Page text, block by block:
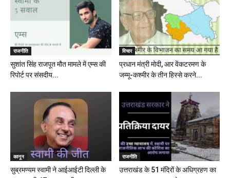
राजनीति
सुशांत सिंह राजपूत मौत मामले में एम्स की
रिपोर्ट पर संसदीय...
विचार
प्रधान मंत्री मोदी, आर वेंकटरमण के
जम्मू-कश्मीर के तीन हिस्से करने...
कानून
सुब्रमण्यम स्वामी ने आईआईटी दिल्ली के
राजनीति
उत्तराखंड के 51 मंदिरों के अधिग्रहण का